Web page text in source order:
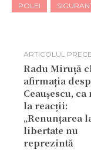
POLEI
ARTICOLUL
Radu Miruță
afirmația
Ceaușescu,
la reacții:
„Renunțarea
libertate nu
reprezintă